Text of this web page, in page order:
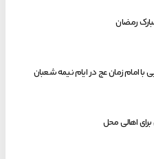
رمضان
با امام زمان عج در ایام نیمه شعبان
اهالی محل